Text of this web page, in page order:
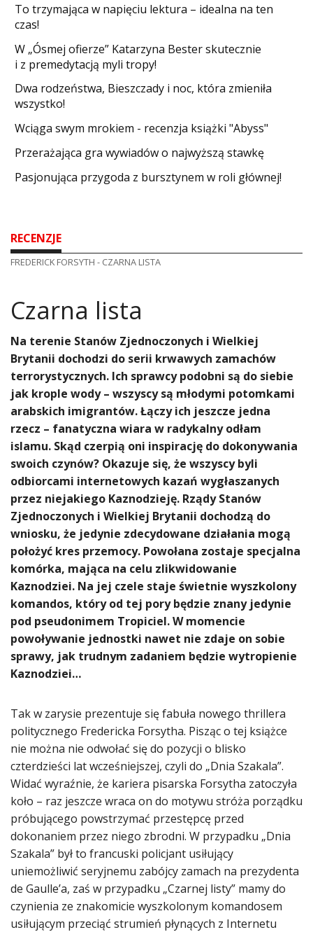
​To trzymająca w napięciu lektura – idealna na ten
czas!
W „Ósmej ofierze” Katarzyna Bester skutecznie
i z premedytacją myli tropy!
Dwa rodzeństwa, Bieszczady i noc, która zmieniła
wszystko!
Wciąga swym mrokiem - recenzja książki "Abyss"
​Przerażająca gra wywiadów o najwyższą stawkę
Pasjonująca przygoda z bursztynem w roli głównej!
RECENZJE
FREDERICK FORSYTH - CZARNA LISTA
Czarna lista
Na terenie Stanów Zjednoczonych i Wielkiej
Brytanii dochodzi do serii krwawych zamachów
terrorystycznych. Ich sprawcy podobni są do siebie
jak krople wody – wszyscy są młodymi potomkami
arabskich imigrantów. Łączy ich jeszcze jedna
rzecz – fanatyczna wiara w radykalny odłam
islamu. Skąd czerpią oni inspirację do dokonywania
swoich czynów? Okazuje się, że wszyscy byli
odbiorcami internetowych kazań wygłaszanych
przez niejakiego Kaznodzieję. Rządy Stanów
Zjednoczonych i Wielkiej Brytanii dochodzą do
wniosku, że jedynie zdecydowane działania mogą
położyć kres przemocy. Powołana zostaje specjalna
komórka, mająca na celu zlikwidowanie
Kaznodziei. Na jej czele staje świetnie wyszkolony
komandos, który od tej pory będzie znany jedynie
pod pseudonimem Tropiciel. W momencie
powoływanie jednostki nawet nie zdaje on sobie
sprawy, jak trudnym zadaniem będzie wytropienie
Kaznodziei…
Tak w zarysie prezentuje się fabuła nowego thrillera
politycznego Fredericka Forsytha. Pisząc o tej książce
nie można nie odwołać się do pozycji o blisko
czterdzieści lat wcześniejszej, czyli do „Dnia Szakala”.
Widać wyraźnie, że kariera pisarska Forsytha zatoczyła
koło – raz jeszcze wraca on do motywu stróża porządku
próbującego powstrzymać przestępcę przed
dokonaniem przez niego zbrodni. W przypadku „Dnia
Szakala” był to francuski policjant usiłujący
uniemożliwić seryjnemu zabójcy zamach na prezydenta
de Gaulle’a, zaś w przypadku „Czarnej listy” mamy do
czynienia ze znakomicie wyszkolonym komandosem
usiłującym przeciąć strumień płynących z Internetu